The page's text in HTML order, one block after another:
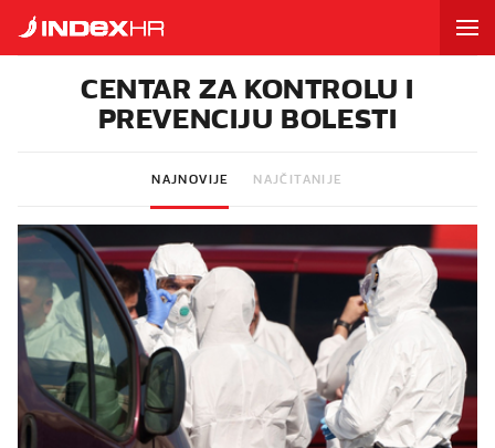
CENTAR ZA KONTROLU I
PREVENCIJU BOLESTI
NAJNOVIJE NAJČITANIJE